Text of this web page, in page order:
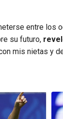
entre los
su futuro,
mis nietas y